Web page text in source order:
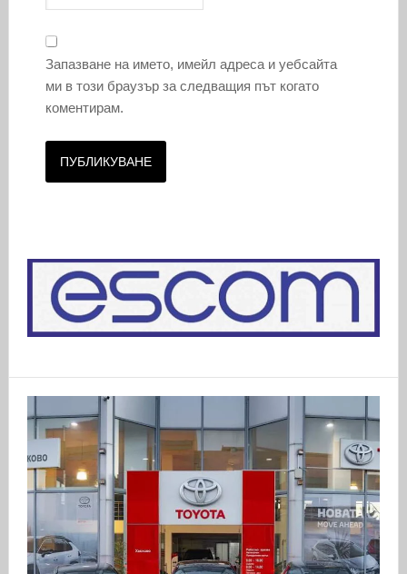
Запазване на името, имейл адреса и уебсайта
ми в този браузър за следващия път когато
коментирам.